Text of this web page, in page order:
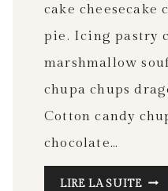
cake cheesecake
pie. Icing pastry
marshmallow
chupa chups
Cotton candy
chocolate…
LIRE LA SUITE HOW